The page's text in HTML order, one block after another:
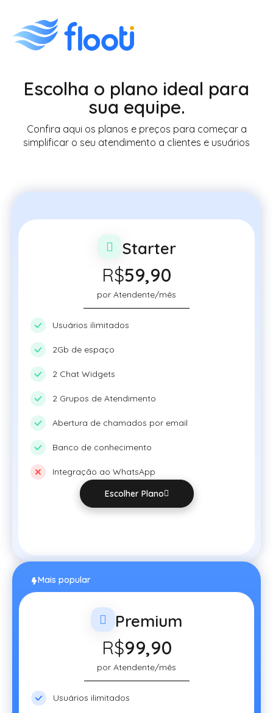
Escolha o plano ideal para
sua equipe.
Confira aqui os planos e preços para começar a
simplificar o seu atendimento a clientes e usuários
Starter
R$59,90
por Atendente/mês
Usuários ilimitados
2Gb de espaço
2 Chat Widgets
2 Grupos de Atendimento
Abertura de chamados por email
Banco de conhecimento
Integração ao WhatsApp
Escolher Plano
Mais popular
Premium
R$99,90
por Atendente/mês
Usuários ilimitados